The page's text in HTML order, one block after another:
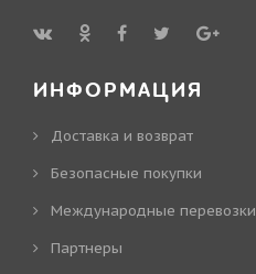
ИНФОРМАЦИЯ
Доставка и возврат
Безопасные покупки
Международные перевозки
Партнеры